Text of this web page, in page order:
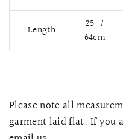
Length
25" /
64cm
Please note all
garment laid flat. If you
蕾絲魚尾裙旗袍